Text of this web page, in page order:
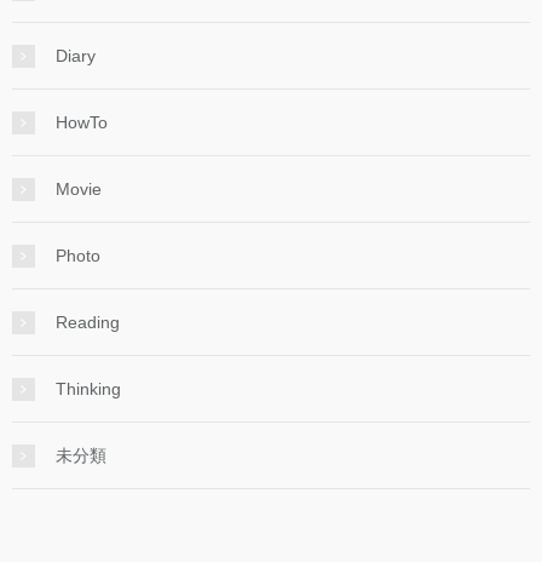
Diary
HowTo
Movie
Photo
Reading
Thinking
未分類